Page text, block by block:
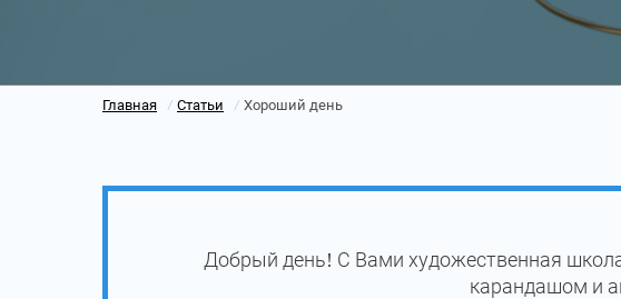
Главная / Статьи / Хороший день
Добрый день! С Вами художественная
карандашом и